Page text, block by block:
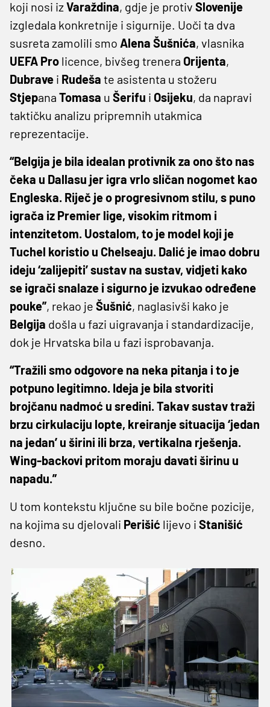
koji nosi izVaraždina, gdje je protiv Slovenije
izgledala konkretnije i sigurnije. Uoči ta dva
susreta zamolili smo Alena Šušnića, vlasnika
UEFA Pro licence, bivšeg trenera Orijenta,
Dubrave i Rudeša te asistenta u stožeru
Stjepana Tomasa u Šerifu i Osijeku, da napravi
taktičku analizu pripremnih utakmica
reprezentacije.
“Belgija je bila idealan protivnik za ono što nas
čeka u Dallasu jer igra vrlo sličan nogomet kao
Engleska. Riječ je o progresivnom stilu, s puno
igrača iz Premier lige, visokim ritmom i
intenzitetom. Uostalom, to je model koji je
Tuchel koristio u Chelseaju. Dalić je imao dobru
ideju ‘zalijepiti’ sustav na sustav, vidjeti kako
se igrači snalaze i sigurno je izvukao određene
pouke”, rekao je Šušnić, naglasivši kako je
Belgija došla u fazi uigravanja i standardizacije,
dok je Hrvatska bila u fazi isprobavanja.
“Tražili smo odgovore na neka pitanja i to je
potpuno legitimno. Ideja je bila stvoriti
brojčanu nadmoć u sredini. Takav sustav traži
brzu cirkulaciju lopte, kreiranje situacija ‘jedan
na jedan’ u širini ili brza, vertikalna rješenja.
Wing-backovi pritom moraju davati širinu u
napadu.”
U tom kontekstu ključne su bile bočne pozicije,
na kojima su djelovali Perišić lijevo i Stanišić
desno.